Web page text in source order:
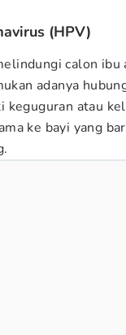
(HPV)
calon
adanya
keguguran atau
ke bayi yang